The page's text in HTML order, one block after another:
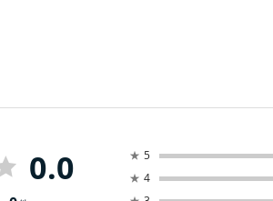
0.0 ★ 5
★ 4